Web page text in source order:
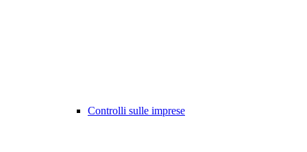
Controlli sulle imprese